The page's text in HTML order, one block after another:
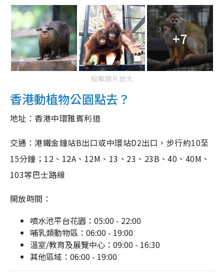
+7
點擊圖片放大
香港動植物公園點去？
地址： 香港中環雅賓利道
交通：港鐵金鐘站B出口或中環站D2出口，步行約10至
15分鐘；12、12A、12M、13、23、23B、40、40M、
103等巴士路線
開放時間：
噴水池平台花園：05:00 - 22:00
哺乳類動物區：06:00 - 19:00
溫室/教育及展覽中心：09:00 - 16:30
其他區域：06:00 - 19:00